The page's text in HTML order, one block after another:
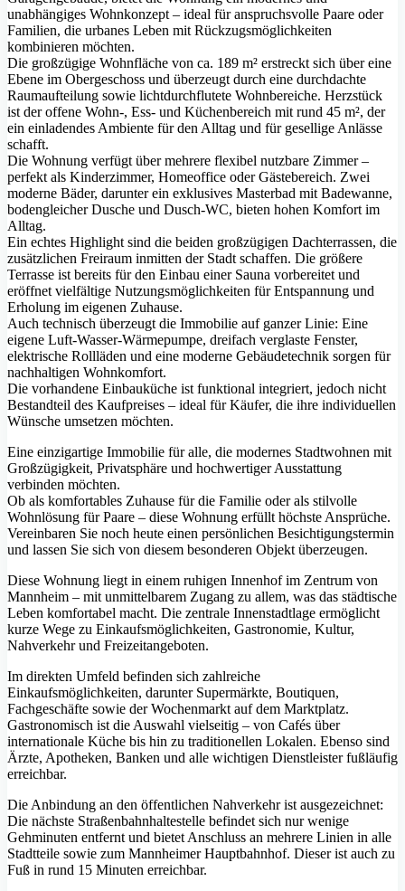
unabhängiges Wohnkonzept – ideal für anspruchsvolle Paare oder
Familien, die urbanes Leben mit Rückzugsmöglichkeiten
kombinieren möchten.
Die großzügige Wohnfläche von ca. 189 m² erstreckt sich über eine
Ebene im Obergeschoss und überzeugt durch eine durchdachte
Raumaufteilung sowie lichtdurchflutete Wohnbereiche. Herzstück
ist der offene Wohn-, Ess- und Küchenbereich mit rund 45 m², der
ein einladendes Ambiente für den Alltag und für gesellige Anlässe
schafft.
Die Wohnung verfügt über mehrere flexibel nutzbare Zimmer –
perfekt als Kinderzimmer, Homeoffice oder Gästebereich. Zwei
moderne Bäder, darunter ein exklusives Masterbad mit Badewanne,
bodengleicher Dusche und Dusch-WC, bieten hohen Komfort im
Alltag.
Ein echtes Highlight sind die beiden großzügigen Dachterrassen, die
zusätzlichen Freiraum inmitten der Stadt schaffen. Die größere
Terrasse ist bereits für den Einbau einer Sauna vorbereitet und
eröffnet vielfältige Nutzungsmöglichkeiten für Entspannung und
Erholung im eigenen Zuhause.
Auch technisch überzeugt die Immobilie auf ganzer Linie: Eine
eigene Luft-Wasser-Wärmepumpe, dreifach verglaste Fenster,
elektrische Rollläden und eine moderne Gebäudetechnik sorgen für
nachhaltigen Wohnkomfort.
Die vorhandene Einbauküche ist funktional integriert, jedoch nicht
Bestandteil des Kaufpreises – ideal für Käufer, die ihre individuellen
Wünsche umsetzen möchten.
Eine einzigartige Immobilie für alle, die modernes Stadtwohnen mit
Großzügigkeit, Privatsphäre und hochwertiger Ausstattung
verbinden möchten.
Ob als komfortables Zuhause für die Familie oder als stilvolle
Wohnlösung für Paare – diese Wohnung erfüllt höchste Ansprüche.
Vereinbaren Sie noch heute einen persönlichen Besichtigungstermin
und lassen Sie sich von diesem besonderen Objekt überzeugen.
Diese Wohnung liegt in einem ruhigen Innenhof im Zentrum von
Mannheim – mit unmittelbarem Zugang zu allem, was das städtische
Leben komfortabel macht. Die zentrale Innenstadtlage ermöglicht
kurze Wege zu Einkaufsmöglichkeiten, Gastronomie, Kultur,
Nahverkehr und Freizeitangeboten.
Im direkten Umfeld befinden sich zahlreiche
Einkaufsmöglichkeiten, darunter Supermärkte, Boutiquen,
Fachgeschäfte sowie der Wochenmarkt auf dem Marktplatz.
Gastronomisch ist die Auswahl vielseitig – von Cafés über
internationale Küche bis hin zu traditionellen Lokalen. Ebenso sind
Ärzte, Apotheken, Banken und alle wichtigen Dienstleister fußläufig
erreichbar.
Die Anbindung an den öffentlichen Nahverkehr ist ausgezeichnet:
Die nächste Straßenbahnhaltestelle befindet sich nur wenige
Gehminuten entfernt und bietet Anschluss an mehrere Linien in alle
Stadtteile sowie zum Mannheimer Hauptbahnhof. Dieser ist auch zu
Fuß in rund 15 Minuten erreichbar.